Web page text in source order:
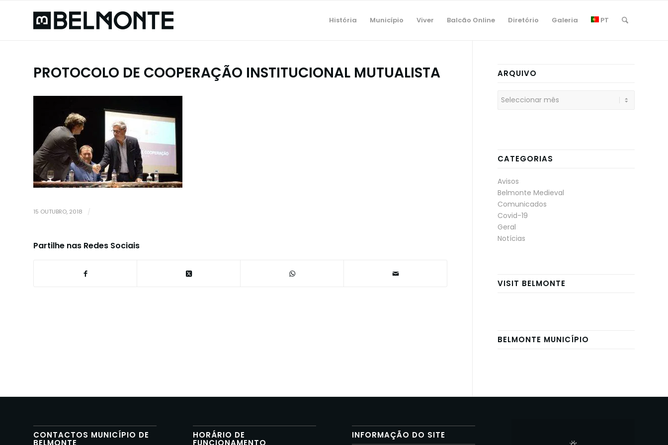
História Município Viver Balcão Online Diretório Galeria PT
PROTOCOLO DE COOPERAÇÃO INSTITUCIONAL MUTUALISTA
15 OUTUBRO, 2018 /
Partilhe nas Redes Sociais
ARQUIVO
CATEGORIAS
Avisos
Belmonte Medieval
Comunicados
Covid-19
Geral
Notícias
VISIT BELMONTE
BELMONTE MUNICÍPIO
CONTACTOS MUNICÍPIO DE
BELMONTE
HORÁRIO DE
FUNCIONAMENTO
INFORMAÇÃO DO SITE